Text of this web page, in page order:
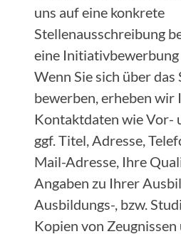
uns auf eine konkrete
Stellenausschreibung
eine
Wenn Sie sich über
bewerben, erheben wir
Kontaktdaten wie Vor-
ggf. Titel, Adresse,
Mail-Adresse, Ihre
Angaben zu Ihrer
Ausbildungs-, bzw.
Kopien von